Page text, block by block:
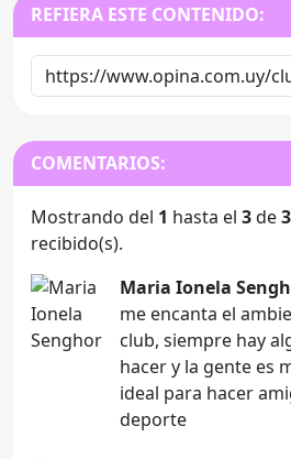
REFIERA ESTE CONTENIDO:
COMENTARIOS:
Mostrando del 1 hasta el 3de3
recibido(s).
Maria Ionela
me encanta el
club, siempre hay
hacer y la gente es
ideal para hacer
deporte